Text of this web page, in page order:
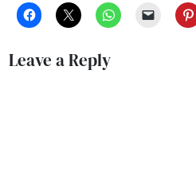
Leave a Reply